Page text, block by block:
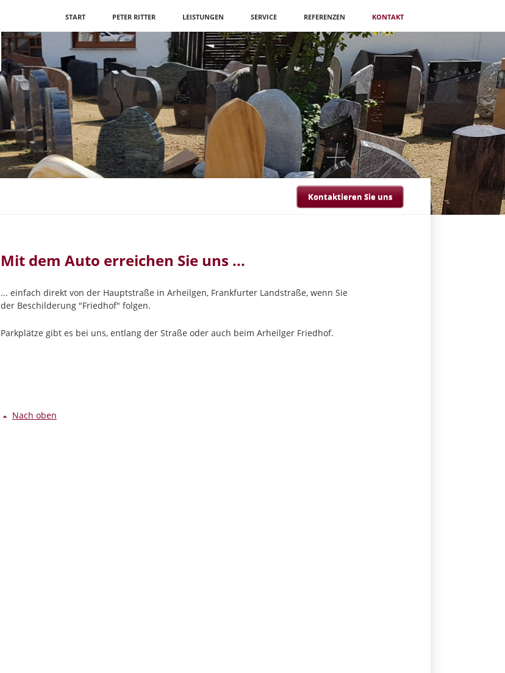
überspringen
START PETER RITTER LEISTUNGEN SERVICE REFERENZEN KONTAKT
Kontaktieren Sie uns
Mit dem Auto erreichen Sie uns ...
... einfach direkt von der Hauptstraße in Arheilgen, Frankfurter Landstraße, wenn Sie
der Beschilderung "Friedhof" folgen.
Parkplätze gibt es bei uns, entlang der Straße oder auch beim Arheilger Friedhof.
Nach oben